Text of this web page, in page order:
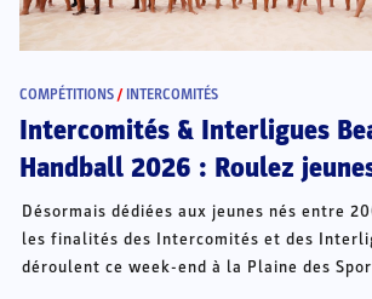
COMPÉTITIONS / INTERCOMITÉS
Intercomités & Interligues
Handball 2026 : Roulez
Désormais dédiées aux jeunes nés entre
les finalités des Intercomités et des
déroulent ce week-end à la Plaine des